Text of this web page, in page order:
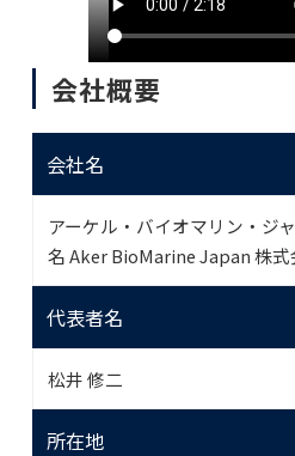
会社概要
会社名
アーケル・バイオマリン・
名 Aker BioMarine Japan 株式
代表者名
松井 修二
所在地